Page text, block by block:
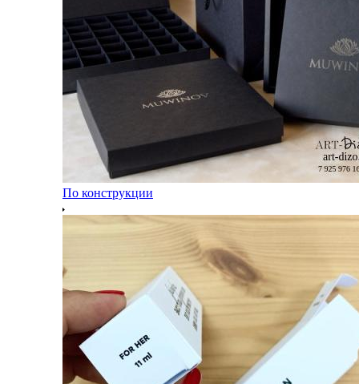
По конструкции